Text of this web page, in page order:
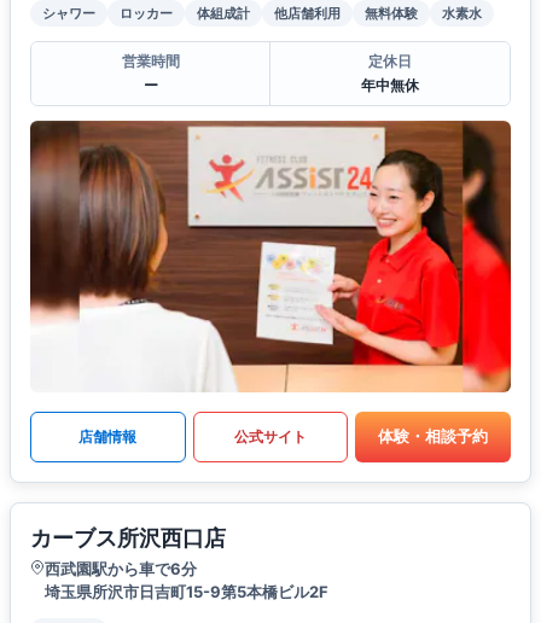
シャワー ロッカー 体組成計 他店舗利用 無料体験 水素水
営業時間
ー
定休日
年中無休
店舗情報 公式サイト 体験・相談予約
カーブス所沢西口店
西武園駅から車で6分
埼玉県所沢市日吉町15-9第5本橋ビル2F